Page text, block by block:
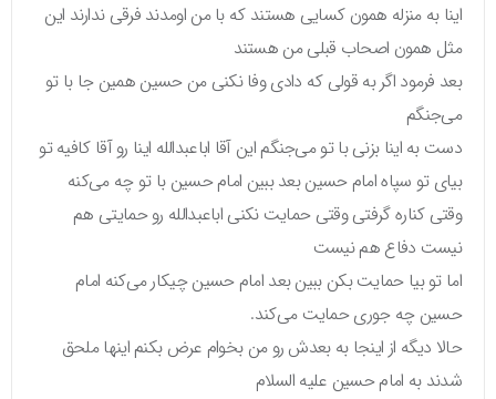
اینا به منزله همون کسایی هستند که با من اومدند فرقی ندارند این
مثل همون اصحاب قبلی من هستند
بعد فرمود اگر به قولی که دادی وفا نکنی من حسین همین جا با تو
می‌جنگم
دست به اینا بزنی با تو می‌جنگم این آقا اباعبدالله اینا رو آقا کافیه تو
بیای تو سپاه امام حسین بعد ببین امام حسین با تو چه می‌کنه
وقتی کناره گرفتی وقتی حمایت نکنی اباعبدالله رو حمایتی هم
نیست دفاع هم نیست
اما تو بیا حمایت بکن ببین بعد امام حسین چیکار می‌کنه امام
حسین چه جوری حمایت می‌کند.
حالا دیگه از اینجا به بعدش رو من بخوام عرض بکنم اینها ملحق
شدند به امام حسین علیه السلام